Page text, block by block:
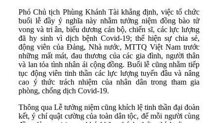
Phó Chủ tịch Phùng Khánh Tài khẳng định, việc tổ chức
buổi lễ đầy ý nghĩa này nhằm tưởng niệm đồng bào tử
vong và tri ân, biểu dương cán bộ, chiến sĩ, các lực lượng
đã hy sinh vì dịch bệnh Covid-19; thể hiện sự chia sẻ,
động viên của Đảng, Nhà nước, MTTQ Việt Nam trước
những mất mát, đau thương của các gia đình, người thân
và lan tỏa tình nhân ái cộng đồng. Buổi lễ cũng nhằm tiếp
tục động viên tinh thần các lực lượng tuyến đầu và nâng
cao ý thức trách nhiệm của nhân dân trong tham gia
phòng, chống dịch Covid-19.
Thông qua Lễ tưởng niệm cũng khích lệ tinh thần đại đoàn
kết, ý chí quật cường của toàn dân tộc, để mỗi người cùng